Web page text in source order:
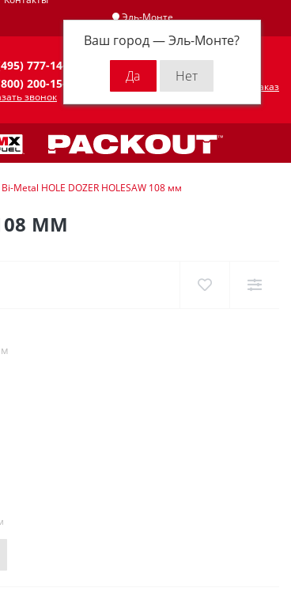
Эль-Монте
Ваш город —Эль-Монте?
Личный кабинет
777-14-94
200-15-94
звонок
Оформить заказ
Metal HOLE DOZER HOLESAW 108 мм
ММ